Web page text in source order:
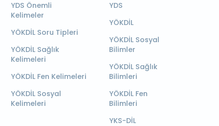
YDS Önemli
Kelimeler
YÖKDİL Soru Tipleri
YÖKDİL Sağlık
Kelimeleri
YÖKDİL Fen Kelimeleri
YÖKDİL Sosyal
Kelimeleri
YDS
YÖKDİL
YÖKDİL Sosyal
Bilimler
YÖKDİL Sağlık
Bilimleri
YÖKDİL Fen
Bilimleri
YKS-DİL